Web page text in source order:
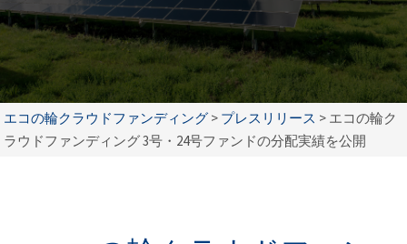
エコの輪クラウドファンディング > プレスリリース > エコの輪ク
ラウドファンディング 3号・24号ファンドの分配実績を公開